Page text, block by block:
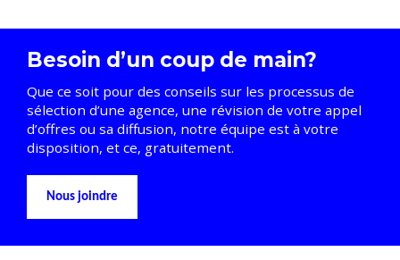
Besoin d’un coup de main?
Que ce soit pour des conseils sur les processus de
sélection d’une agence, une révision de votre appel
d’offres ou sa diffusion, notre équipe est à votre
disposition, et ce, gratuitement.
Nous joindre